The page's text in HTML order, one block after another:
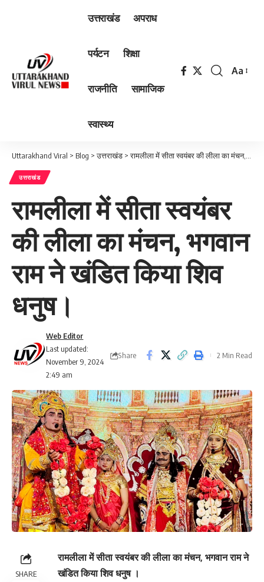
उत्तराखंड अपराध
पर्यटन शिक्षा
राजनीति सामाजिक
स्वास्थ्य
Font
Aa
Uttarakhand Viral > Blog >उत्तराखंड >रामलीला में सीता स्वयंबर की लीला का मंचन, भगवान राम ने खंडित किया शिव धनुष।
उत्तराखंड
रामलीला में सीता स्वयंबर
की लीला का मंचन, भगवान
राम ने खंडित किया शिव
धनुष।
Last updated:
November 9, 2024
2:49 am
Web Editor
Share 2 Min Read
SHARE
रामलीला में सीता स्वयंबर की लीला का मंचन, भगवान राम ने
खंडित किया शिव धनुष ।